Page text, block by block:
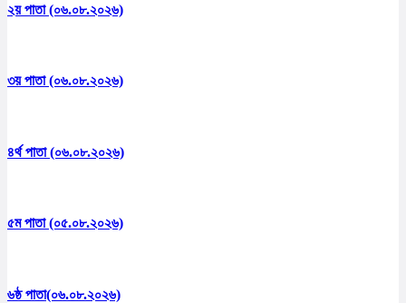
২য় পাতা (০৬.০৮.২০২৬)
৩য় পাতা (০৬.০৮.২০২৬)
৪র্থ পাতা (০৬.০৮.২০২৬)
৫ম পাতা (০৫.০৮.২০২৬)
৬ষ্ঠ পাতা(০৬.০৮.২০২৬)